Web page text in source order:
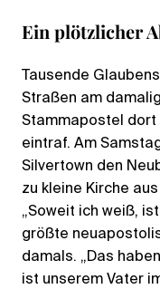
Ein plötzlicher
Tausende
Straßen am
Stammapostel dort
eintraf. Am
Silvertown den
zu kleine Kirche
„Soweit ich weiß,
größte
damals. „Das
ist unserem Vater